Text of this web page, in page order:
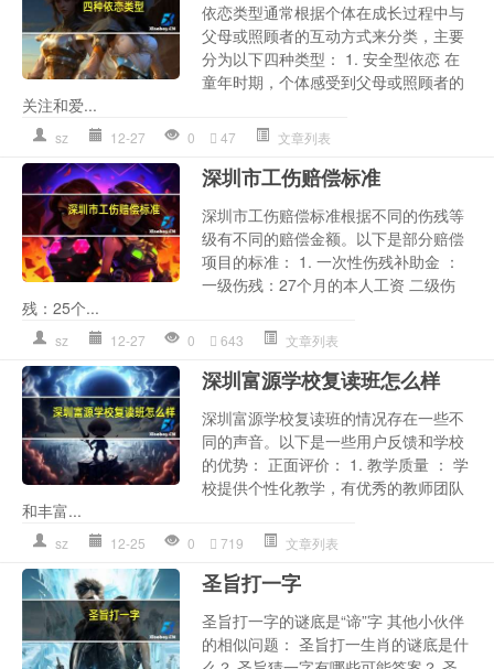
依恋类型通常根据个体在成长过程中与
父母或照顾者的互动方式来分类，主要
分为以下四种类型： 1. 安全型依恋 在
童年时期，个体感受到父母或照顾者的
关注和爱...
sz 12-27 0 47 文章列表
深圳市工伤赔偿标准
深圳市工伤赔偿标准根据不同的伤残等
级有不同的赔偿金额。以下是部分赔偿
项目的标准： 1. 一次性伤残补助金 ：
一级伤残：27个月的本人工资 二级伤
残：25个...
sz 12-27 0 643 文章列表
深圳富源学校复读班怎么样
深圳富源学校复读班的情况存在一些不
同的声音。以下是一些用户反馈和学校
的优势： 正面评价： 1. 教学质量 ： 学
校提供个性化教学，有优秀的教师团队
和丰富...
sz 12-25 0 719 文章列表
圣旨打一字
圣旨打一字的谜底是“谛”字 其他小伙伴
的相似问题： 圣旨打一生肖的谜底是什